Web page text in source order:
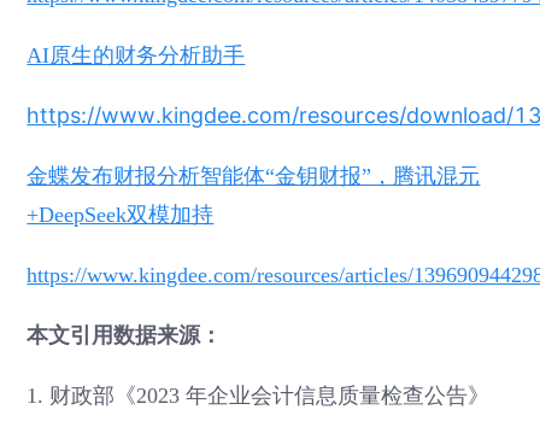
AI原生的财务分析助手
https://www.kingdee.com/resources/
金蝶发布财报分析智能体“金钥财报”，腾讯混元
+DeepSeek双模加持
https://www.kingdee.com/resources/articles/
本文引用数据来源：
1. 财政部《2023 年企业会计信息质量检查公告》